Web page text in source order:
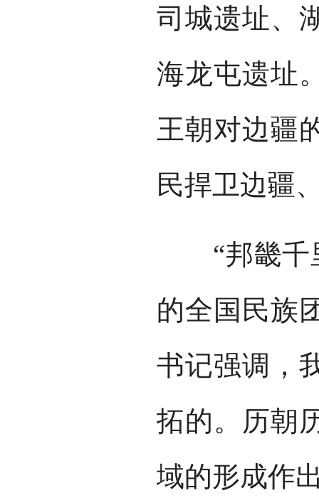
司城遗址、
海龙屯遗址
王朝对边疆
民捍卫边疆
“邦畿千里
的全国民族
书记强调，
拓的。历朝
域的形成作